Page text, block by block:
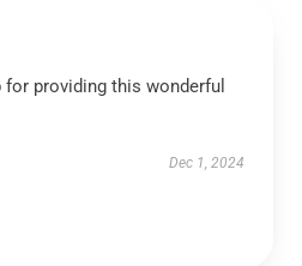
providing this wonderful
Dec 1, 2024